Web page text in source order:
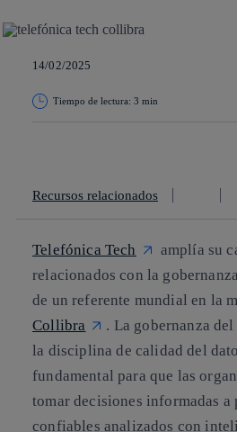
14/02/2025
Tiempo de lectura: 3 min
Recursos relacionados
Telefónica Tech
amplía su
relacionados con la
de un referente mundial en la
Collibra
. La gobernanza
la disciplina de calidad del
fundamental para que las
tomar decisiones informadas a
confiables analizados con